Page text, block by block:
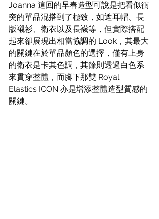
Joanna 這回的早春造型可說是把看似衝
突的單品混搭到了極致，如遮耳帽、長
版襯衫、衛衣以及長襪等，但實際搭配
起來卻展現出相當協調的 Look，其最大
的關鍵在於單品顏色的選擇，僅有上身
的衛衣是卡其色調，其餘則透過白色系
來貫穿整體，而腳下那雙 Royal
Elastics ICON 亦是增添整體造型質感的
關鍵。